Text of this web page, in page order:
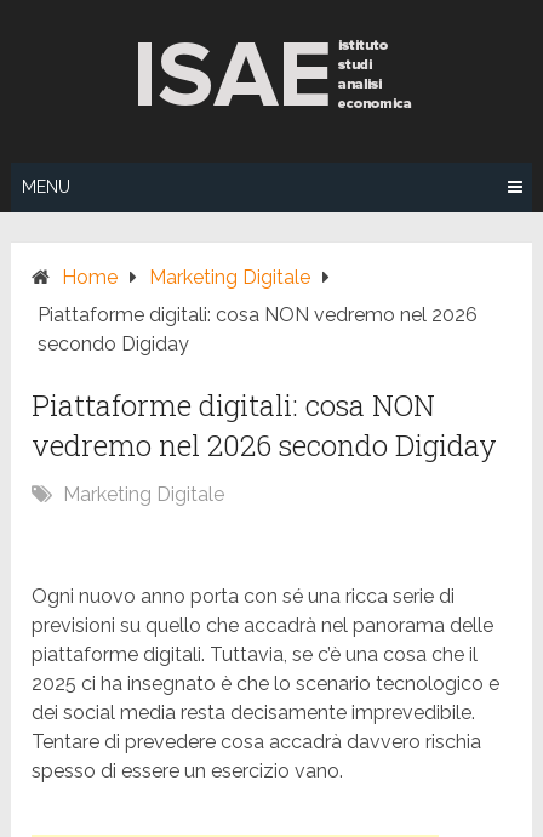
MENU
Home
Marketing Digitale
Piattaforme digitali: cosa NON vedremo nel 2026
secondo Digiday
Piattaforme digitali: cosa NON
vedremo nel 2026 secondo Digiday
Marketing Digitale
Ogni nuovo anno porta con sé una ricca serie di
previsioni su quello che accadrà nel panorama delle
piattaforme digitali. Tuttavia, se c’è una cosa che il
2025 ci ha insegnato è che lo scenario tecnologico e
dei social media resta decisamente imprevedibile.
Tentare di prevedere cosa accadrà davvero rischia
spesso di essere un esercizio vano.